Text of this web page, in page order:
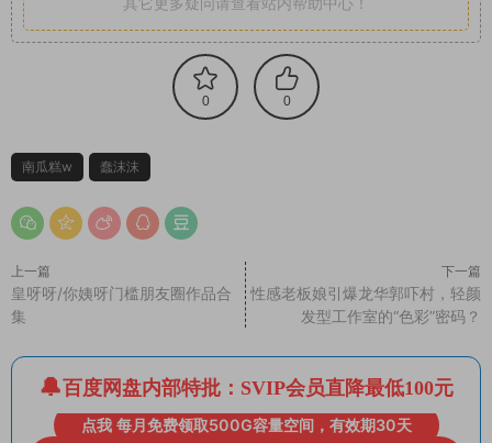
0 0
南瓜糕w 蠢沫沫
上一篇
皇呀呀/你姨呀门槛朋友圈作品合
集
下一篇
性感老板娘引爆龙华郭吓村，轻颜
发型工作室的“色彩”密码？
百度网盘内部特批：SVIP会员直降最低100元
点我 每月免费领取500G容量空间，有效期30天